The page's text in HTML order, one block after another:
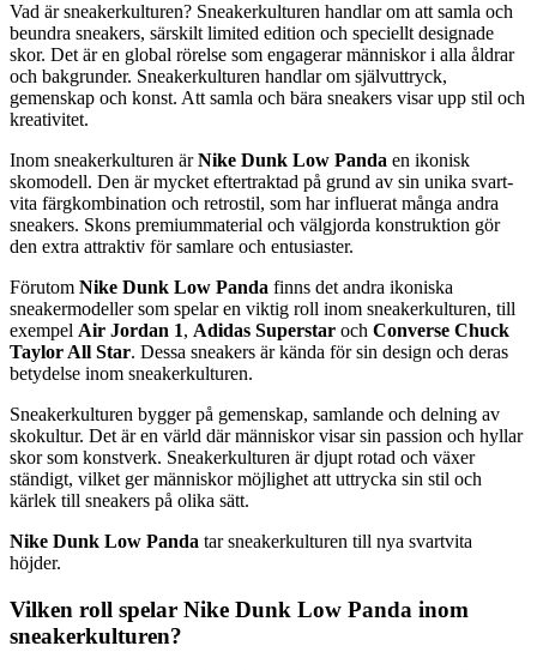
Vad är sneakerkulturen? Sneakerkulturen handlar om att samla och
beundra sneakers, särskilt limited edition och speciellt designade
skor. Det är en global rörelse som engagerar människor i alla åldrar
och bakgrunder. Sneakerkulturen handlar om självuttryck,
gemenskap och konst. Att samla och bära sneakers visar upp stil och
kreativitet.
Inom sneakerkulturen ärNike Dunk Low Panda en ikonisk
skomodell. Den är mycket eftertraktad på grund av sin unika svart-
vita färgkombination och retrostil, som har influerat många andra
sneakers. Skons premiummaterial och välgjorda konstruktion gör
den extra attraktiv för samlare och entusiaster.
Förutom Nike Dunk Low Panda finns det andra ikoniska
sneakermodeller som spelar en viktig roll inom sneakerkulturen, till
exempel Air Jordan 1, Adidas Superstar och Converse Chuck
Taylor All Star. Dessa sneakers är kända för sin design och deras
betydelse inom sneakerkulturen.
Sneakerkulturen bygger på gemenskap, samlande och delning av
skokultur. Det är en värld där människor visar sin passion och hyllar
skor som konstverk. Sneakerkulturen är djupt rotad och växer
ständigt, vilket ger människor möjlighet att uttrycka sin stil och
kärlek till sneakers på olika sätt.
Nike Dunk Low Panda tar sneakerkulturen till nya svartvita
höjder.
Vilken roll spelar Nike Dunk Low Panda inom
sneakerkulturen?